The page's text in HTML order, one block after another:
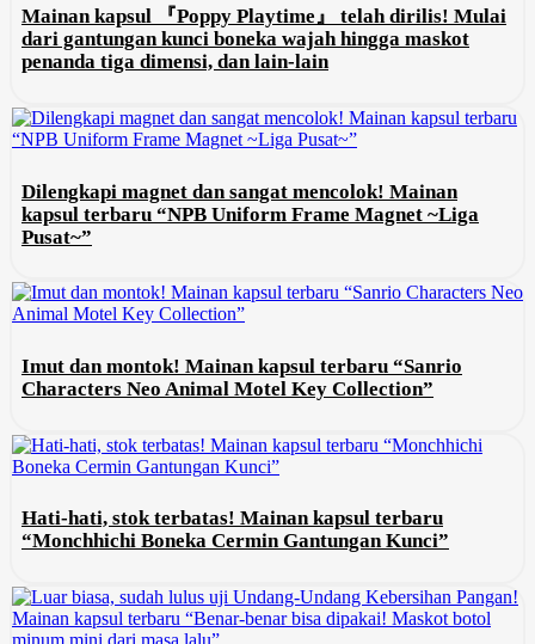
Mainan kapsul 『Poppy Playtime』 telah dirilis! Mulai
dari gantungan kunci boneka wajah hingga maskot
penanda tiga dimensi, dan lain-lain
Dilengkapi magnet dan sangat mencolok! Mainan
kapsul terbaru “NPB Uniform Frame Magnet ~Liga
Pusat~”
Imut dan montok! Mainan kapsul terbaru “Sanrio
Characters Neo Animal Motel Key Collection”
Hati-hati, stok terbatas! Mainan kapsul terbaru
“Monchhichi Boneka Cermin Gantungan Kunci”